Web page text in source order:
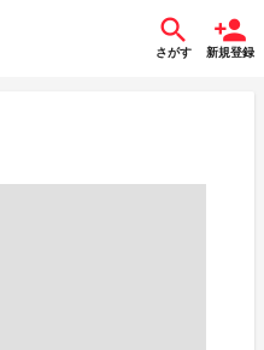
さがす 新規登録